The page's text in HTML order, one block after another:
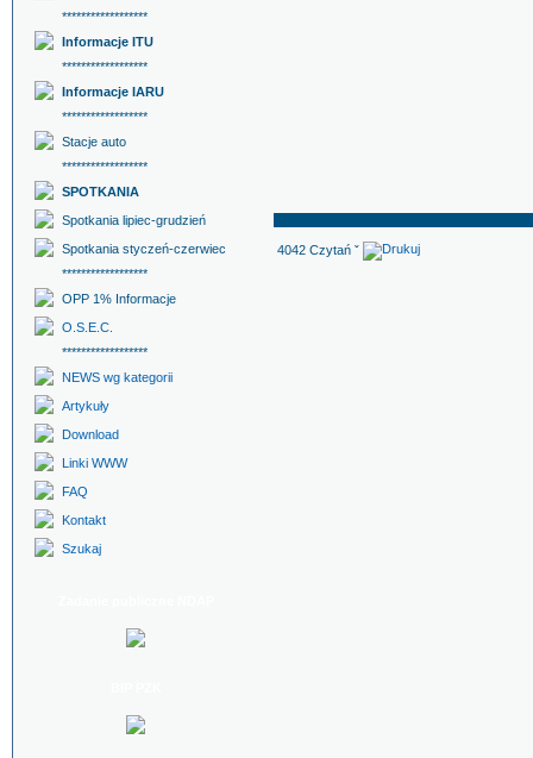
******************
Informacje ITU
******************
Informacje IARU
******************
Stacje auto
******************
SPOTKANIA
Spotkania lipiec-grudzień
Spotkania styczeń-czerwiec
******************
OPP 1% Informacje
O.S.E.C.
******************
NEWS wg kategorii
Artykuły
Download
Linki WWW
FAQ
Kontakt
Szukaj
4042 Czytań ˇ